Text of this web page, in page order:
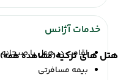
هتل های ترکیه(مشاهده همه)
خدمات آژانس
اقامت در هتل با صبحانه
بیمه مسافرتی